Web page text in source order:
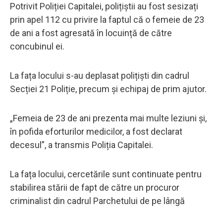
Potrivit Poliției Capitalei, polițiștii au fost sesizați
prin apel 112 cu privire la faptul că o femeie de 23
de ani a fost agresată în locuință de către
concubinul ei.
La fața locului s-au deplasat polițiști din cadrul
Secției 21 Poliție, precum și echipaj de prim ajutor.
„Femeia de 23 de ani prezenta mai multe leziuni și,
în pofida eforturilor medicilor, a fost declarat
decesul”, a transmis Poliția Capitalei.
La fața locului, cercetările sunt continuate pentru
stabilirea stării de fapt de către un procuror
criminalist din cadrul Parchetului de pe lângă